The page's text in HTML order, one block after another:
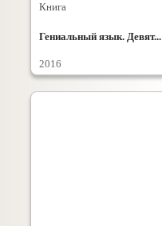
Книга
Гениальный язык. Девят...
2016